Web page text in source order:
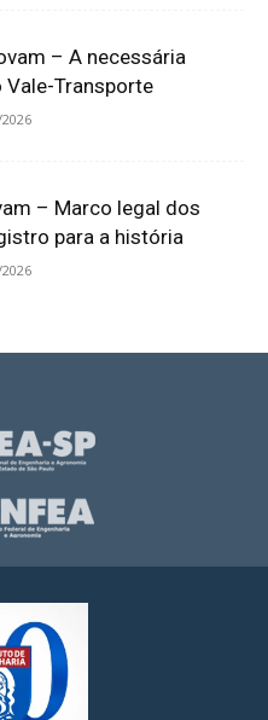
– A necessária
Transporte
– Marco legal dos
para a história